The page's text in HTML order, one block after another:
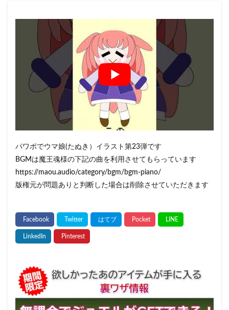
パワポでウマ娘(たぬき）イラスト第23弾です
BGMは魔王魂様の下記の曲を利用させてもらっています
https://maou.audio/category/bgm/bgm-piano/
版権元が問題ありと判断した場合は削除させていただきます